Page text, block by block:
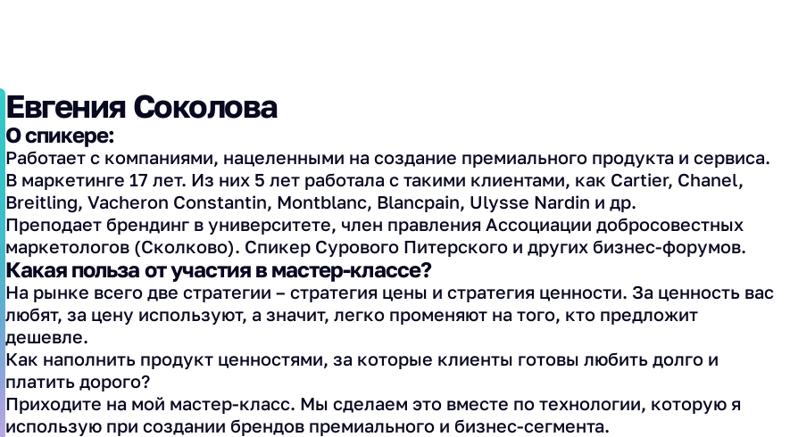
Евгения Соколова
О спикере:
Работает с компаниями, нацеленными на создание премиального продукта и сервиса.
В маркетинге 17 лет. Из них 5 лет работала с такими клиентами, как Cartier, Chanel,
Breitling, Vacheron Constantin, Montblanc, Blancpain, Ulysse Nardin и др.
Преподает брендинг в университете, член правления Ассоциации добросовестных
маркетологов (Сколково). Спикер Сурового Питерского и других бизнес-форумов.
Какая польза от участия в мастер-классе?
На рынке всего две стратегии – стратегия цены и стратегия ценности. За ценность вас
любят, за цену используют, а значит, легко променяют на того, кто предложит
дешевле.
Как наполнить продукт ценностями, за которые клиенты готовы любить долго и
платить дорого?
Приходите на мой мастер-класс. Мы сделаем это вместе по технологии, которую я
использую при создании брендов премиального и бизнес-сегмента.